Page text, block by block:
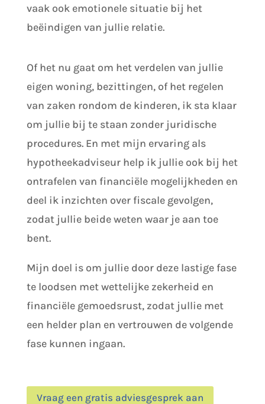
vaak ook emotionele situatie bij het
beëindigen van jullie relatie.
Of het nu gaat om het verdelen van jullie
eigen woning, bezittingen, of het regelen
van zaken rondom de kinderen, ik sta klaar
om jullie bij te staan zonder juridische
procedures. En met mijn ervaring als
hypotheekadviseur help ik jullie ook bij het
ontrafelen van financiële mogelijkheden en
deel ik inzichten over fiscale gevolgen,
zodat jullie beide weten waar je aan toe
bent.
Mijn doel is om jullie door deze lastige fase
te loodsen met wettelijke zekerheid en
financiële gemoedsrust, zodat jullie met
een helder plan en vertrouwen de volgende
fase kunnen ingaan.
Vraag een gratis adviesgesprek aan